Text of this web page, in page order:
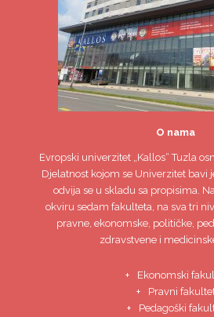
O nama
Evropski univerzitet„Kallos“ Tuzla
Djelatnost kojom se Univerzitet bavi
odvija se u skladu sa propisima.
okviru sedam fakulteta, na sva tri
pravne, ekonomske, političke,
zdravstvene i
Ekonomski
Pravni
Pedagoški